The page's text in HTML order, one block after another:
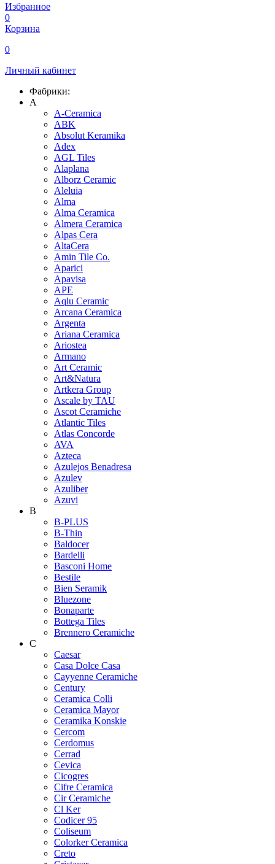
Избранное
0
Корзина
0
Личный кабинет
Фабрики:
A
A-Ceramica
ABK
Absolut Keramika
Adex
AGL Tiles
Alaplana
Alborz Ceramic
Aleluia
Alma
Alma Ceramica
Almera Ceramica
Alpas Cera
AltaCera
Amin Tile Co.
Aparici
Apavisa
APE
Aqlu Ceramic
Arcana Ceramica
Argenta
Ariana Ceramica
Ariostea
Armano
Art Ceramic
Art&Natura
Artkera Group
Ascale by TAU
Ascot Ceramiche
Atlantic Tiles
Atlas Concorde
AVA
Azteca
Azulejos Benadresa
Azulev
Azuliber
Azuvi
B
B-PLUS
B-Thin
Baldocer
Bardelli
Basconi Home
Bestile
Bien Seramik
Bluezone
Bonaparte
Bottega Tiles
Brennero Ceramiche
C
Caesar
Casa Dolce Casa
Cayyenne Ceramiche
Century
Ceramica Colli
Ceramica Mayor
Ceramika Konskie
Cercom
Cerdomus
Cerrad
Cevica
Cicogres
Cifre Ceramica
Cir Ceramiche
Cl Ker
Codicer 95
Coliseum
Colorker Ceramica
Creto